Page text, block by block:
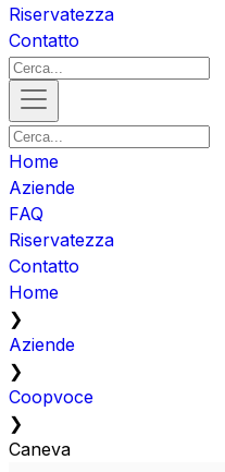
Riservatezza
Contatto
Home
Aziende
FAQ
Riservatezza
Contatto
Home
❯
Aziende
❯
Coopvoce
❯
Caneva